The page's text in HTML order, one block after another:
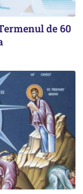
de 60